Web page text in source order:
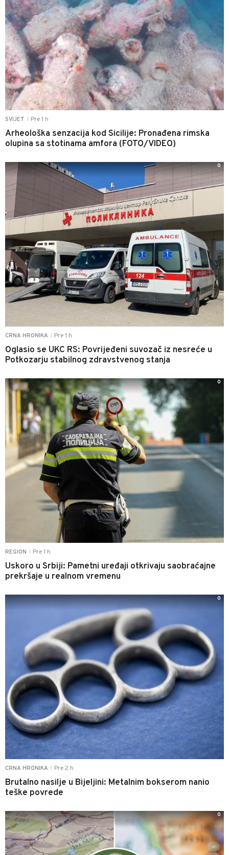
SVIJET Pre 1 h
Arheološka senzacija kod Sicilije: Pronađena rimska
olupina sa stotinama amfora (FOTO/VIDEO)
CRNA HRONIKA Pre 1 h
Oglasio se UKC RS: Povrijeđeni suvozač iz nesreće u
Potkozarju stabilnog zdravstvenog stanja
0
REGION Pre 1 h
Uskoro u Srbiji: Pametni uređaji otkrivaju saobraćajne
prekršaje u realnom vremenu
0
CRNA HRONIKA Pre 2 h
Brutalno nasilje u Bijeljini: Metalnim bokserom nanio
teške povrede
0
0